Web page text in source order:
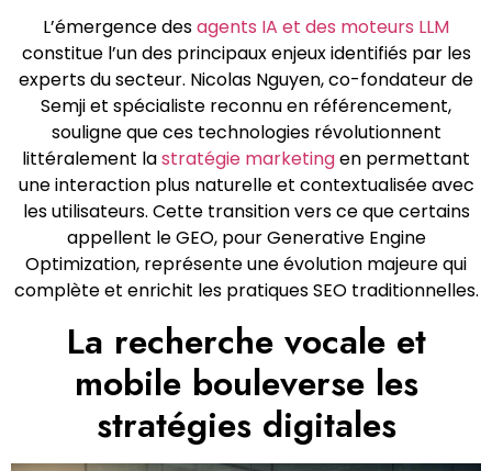
L’émergence desagents IA et des moteurs LLM
constitue l’un des principaux enjeux identifiés par les
experts du secteur. Nicolas Nguyen, co-fondateur de
Semji et spécialiste reconnu en référencement,
souligne que ces technologies révolutionnent
littéralement lastratégie marketingen permettant
une interaction plus naturelle et contextualisée avec
les utilisateurs. Cette transition vers ce que certains
appellent le GEO, pour Generative Engine
Optimization, représente une évolution majeure qui
complète et enrichit les pratiques SEO traditionnelles.
La recherche vocale et
mobile bouleverse les
stratégies digitales